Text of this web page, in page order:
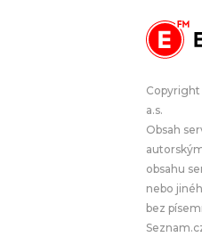
Copyright
a.s.
Obsah
obsahu
nebo
bez